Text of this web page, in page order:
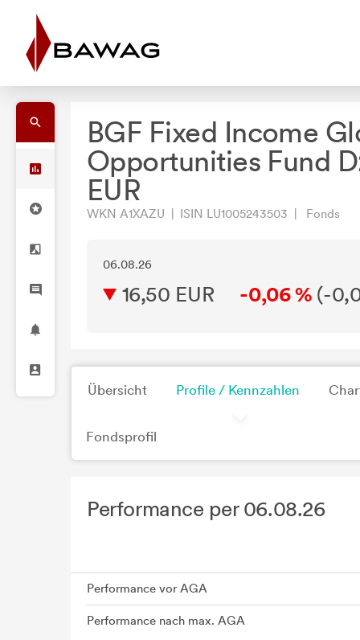
BGF Fixed Income
Opportunities Fund
EUR
WKN A1XAZU | ISIN LU1005243503 | Fonds
06.08.26
16,50 EUR -0,06 % (-
Übersicht Profile / Kennzahlen
Fondsprofil
Performance per 06.08.26
Performance vor AGA
Performance nach max. AGA